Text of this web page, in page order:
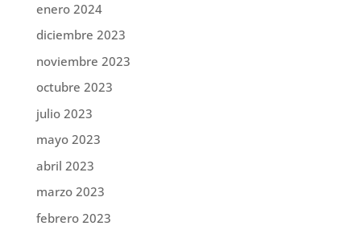
enero 2024
diciembre 2023
noviembre 2023
octubre 2023
julio 2023
mayo 2023
abril 2023
marzo 2023
febrero 2023